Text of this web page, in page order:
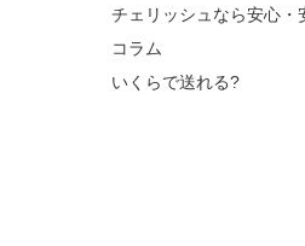
チェリッシュなら安心・
コラム
いくらで送れる?